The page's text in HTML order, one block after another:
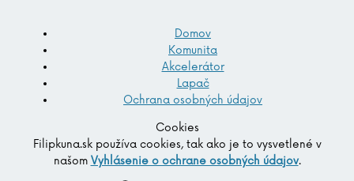
Domov
Komunita
Akcelerátor
Lapač
Ochrana osobných údajov
Cookies
Filipkuna.sk používa cookies, tak ako je to vysvetlené v
našom Vyhlásenie o ochrane osobných údajov.